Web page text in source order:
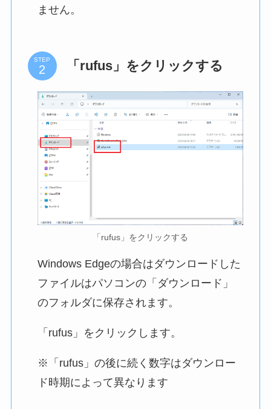
ません。
STEP 「rufus」をクリックする
「rufus」をクリックする
Windows Edgeの場合はダウンロードした
ファイルはパソコンの「ダウンロード」
のフォルダに保存されます。
「rufus」をクリックします。
※「rufus」の後に続く数字はダウンロー
ド時期によって異なります